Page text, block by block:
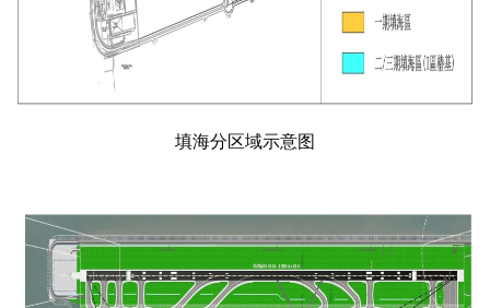
填海分区域示意图